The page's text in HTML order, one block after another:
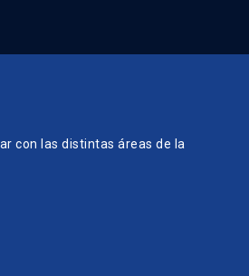
con las distintas áreas de la